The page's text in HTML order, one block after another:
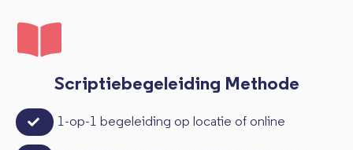
Scriptiebegeleiding Methode
1-op-1 begeleiding op locatie of online